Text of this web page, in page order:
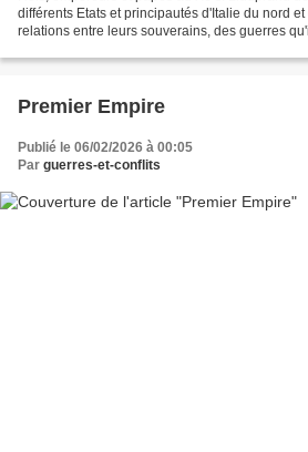
différents Etats et principautés d'Italie du nord
relations entre leurs souverains, des guerres
Premier Empire
Publié le 06/02/2026 à 00:05
Par guerres-et-conflits